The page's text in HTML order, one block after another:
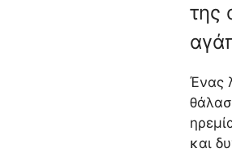
της
Ένας
και